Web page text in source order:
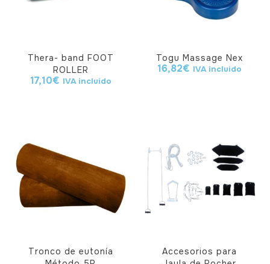
Thera- band FOOT
ROLLER
17,10€ IVA incluido
Togu Massage Nex
16,82€ IVA incluido
Tronco de eutonía
Accesorios para